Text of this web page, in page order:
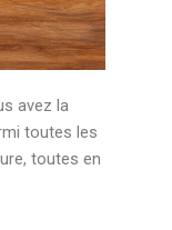
avez la
toutes les
toutes en